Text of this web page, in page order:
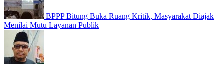
BPPP Bitung Buka Ruang Kritik, Masyarakat Diajak
Menilai Mutu Layanan Publik